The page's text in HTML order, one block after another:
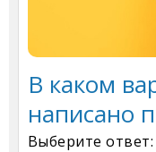
В каком
написано
Выберите ответ: